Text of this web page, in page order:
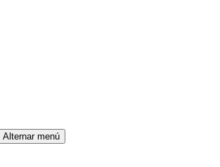
Alternar menú